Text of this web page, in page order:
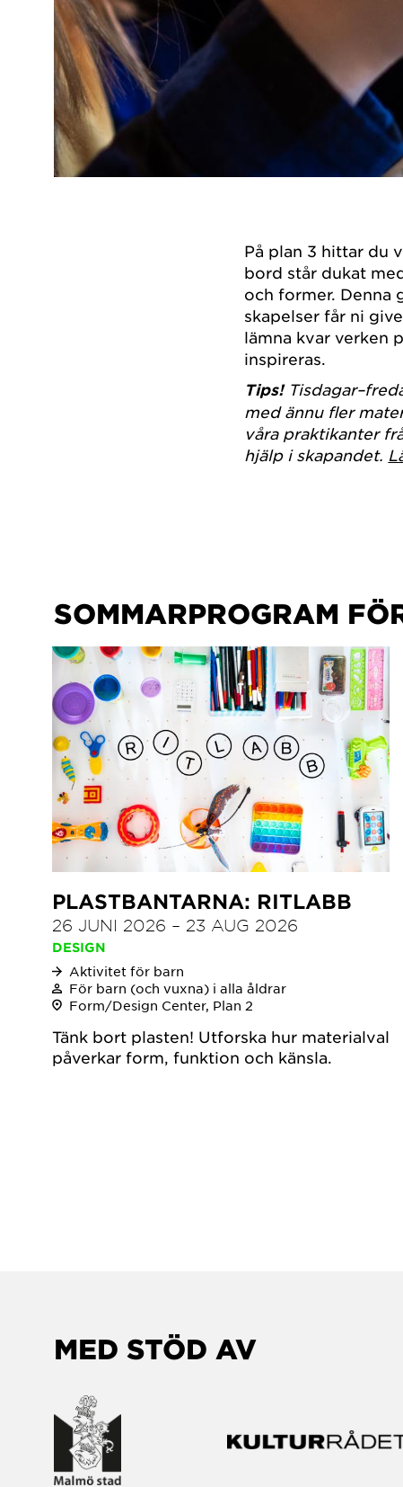
På plan 3 hittar du
bord står dukat
och former. Denna
skapelser får ni
lämna kvar verken
inspireras.
Tips!
med ännu fler
våra praktikanter
hjälp i skapandet.
SOMMARPROGRAM
PLASTBANTARNA: RITLABB
26 JUNI 2026 – 23 AUG 2026
DESIGN
Aktivitet för barn
För barn (och vuxna) i alla åldrar
Form/Design Center, Plan 2
Tänk bort plasten! Utforska hur materialval
påverkar form, funktion och känsla.
MED STÖD AV